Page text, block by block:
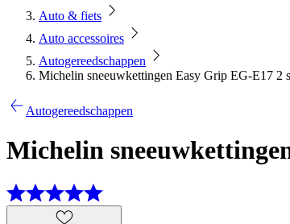
Auto & fiets
Auto accessoires
Autogereedschappen
Michelin sneeuwkettingen Easy Grip EG-E17 2
Autogereedschappen
Michelin